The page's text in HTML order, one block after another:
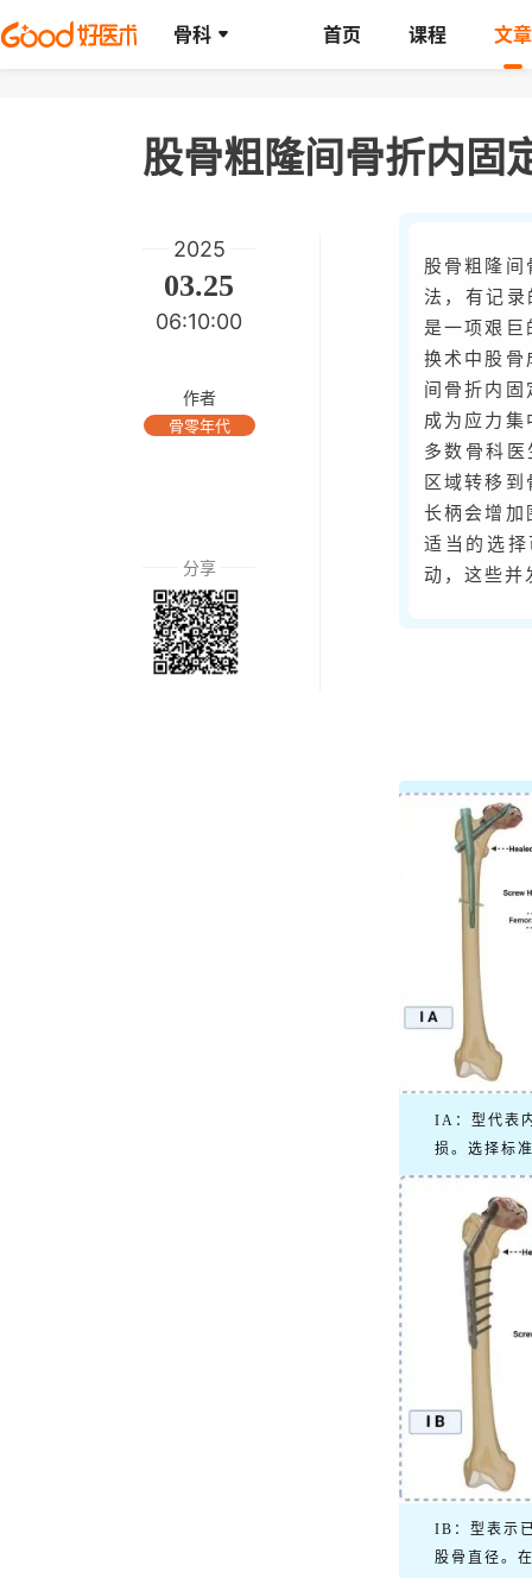
骨科 首页 课程 文章
2025
03.25
06:10:00
作者
骨零年代
分享
股骨粗隆间
法，有记
是一项艰巨
换术中股骨
间骨折内固
成为应力集
多数骨科
区域转移
长柄会增加
适当的选
动，这些并
IA：型代表
损。选择标
IB：型表示
股骨直径。